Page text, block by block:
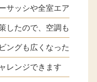
サッシや全室エア
したので、空調も
ングも広くなった
レンジできます